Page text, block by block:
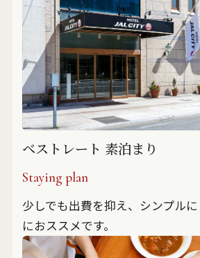
ベストレート 素泊まり
Staying plan
少しでも出費を抑え、シンプルに
におススメです。